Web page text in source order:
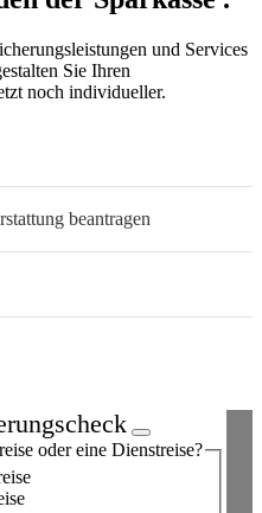
und Services
Sie Ihren
noch individueller.
beantragen
private Urlaubsreise oder eine Dienstreise?